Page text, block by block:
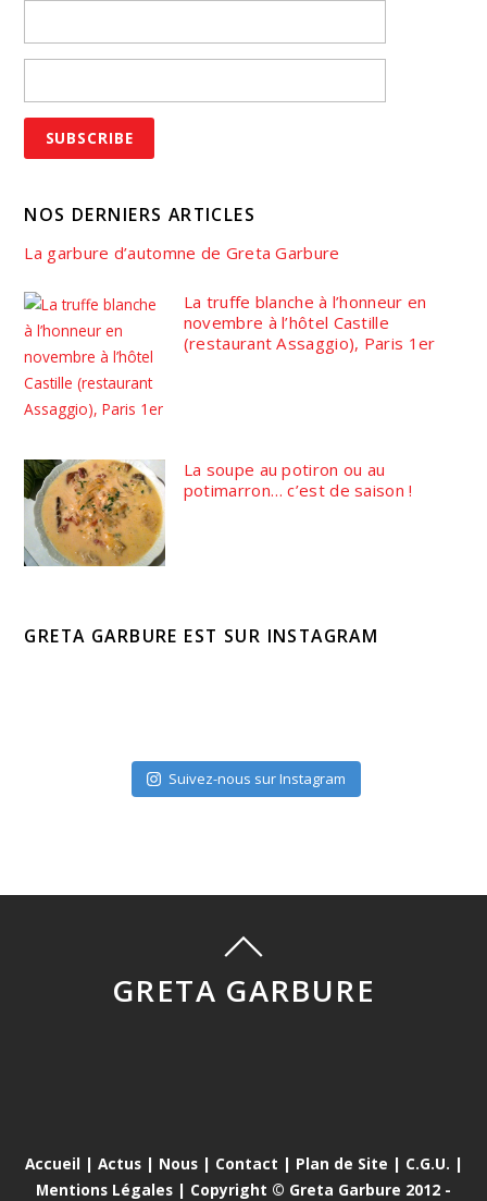
NOS DERNIERS ARTICLES
La garbure d’automne de Greta Garbure
La truffe blanche à l’honneur en
novembre à l’hôtel Castille
(restaurant Assaggio), Paris 1er
La soupe au potiron ou au
potimarron… c’est de saison !
GRETA GARBURE EST SUR INSTAGRAM
Suivez-nous sur Instagram
GRETA GARBURE
Accueil | Actus| Nous| Contact | Plan de Site | C.G.U. |
Mentions Légales | Copyright © Greta Garbure 2012 -